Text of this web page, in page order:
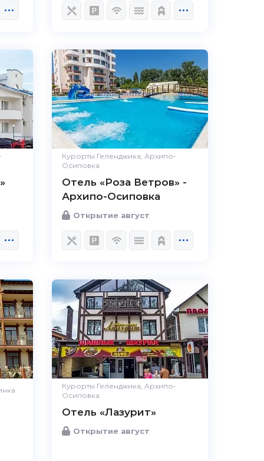
Курорты Геленджика, Архипо-
Осиповка
Отель «Роза Ветров» -
Архипо-Осиповка
Открытие август
5.0 Чистота Великолепно
Комфорт Великолепно
Расположение Великолепно
Удобства Великолепно
Цена /
качество
Великолепно
Курорты Геленджика, Архипо-
Осиповка
Отель «Лазурит»
Открытие август